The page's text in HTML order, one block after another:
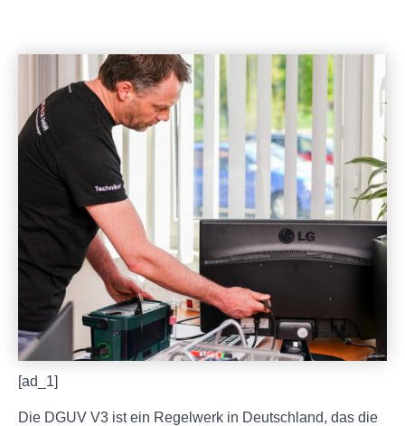
[ad_1]
Die DGUV V3 ist ein Regelwerk in Deutschland, das die